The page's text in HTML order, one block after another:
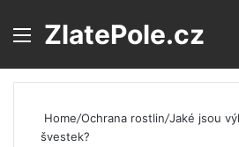
Menu
ZlatePole.cz
Home/Ochrana rostlin/Jaké jsou
švestek?